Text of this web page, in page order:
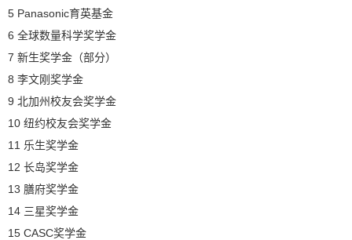
5 Panasonic育英基金
6 全球数量科学奖学金
7 新生奖学金（部分）
8 李文刚奖学金
9 北加州校友会奖学金
10 纽约校友会奖学金
11 乐生奖学金
12 长岛奖学金
13 膳府奖学金
14 三星奖学金
15 CASC奖学金